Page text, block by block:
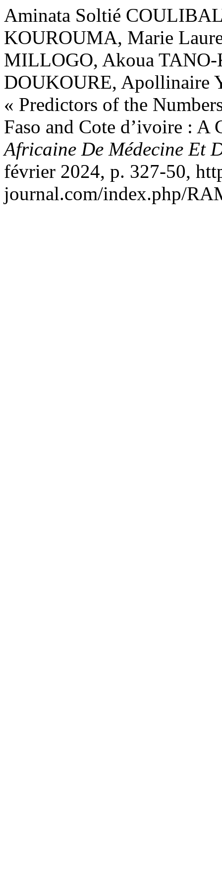
Aminata Soltié
KOUROUMA, Marie
MILLOGO, Akoua
DOUKOURE, Apollinaire
« Predictors of the
Faso and Cote d’ivoire :
Africaine De Médecine Et
février 2024, p. 327-50,
journal.com/index.php/